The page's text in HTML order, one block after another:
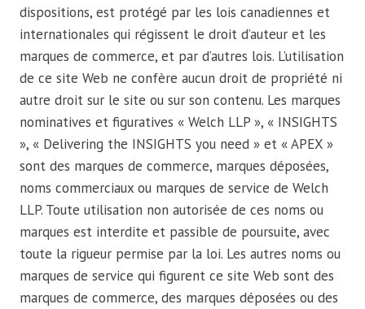
dispositions, est protégé par les lois canadiennes et
internationales qui régissent le droit d’auteur et les
marques de commerce, et par d’autres lois. L’utilisation
de ce site Web ne confère aucun droit de propriété ni
autre droit sur le site ou sur son contenu. Les marques
nominatives et figuratives « Welch LLP », « INSIGHTS
», « Delivering the INSIGHTS you need » et « APEX »
sont des marques de commerce, marques déposées,
noms commerciaux ou marques de service de Welch
LLP. Toute utilisation non autorisée de ces noms ou
marques est interdite et passible de poursuite, avec
toute la rigueur permise par la loi. Les autres noms ou
marques de service qui figurent ce site Web sont des
marques de commerce, des marques déposées ou des